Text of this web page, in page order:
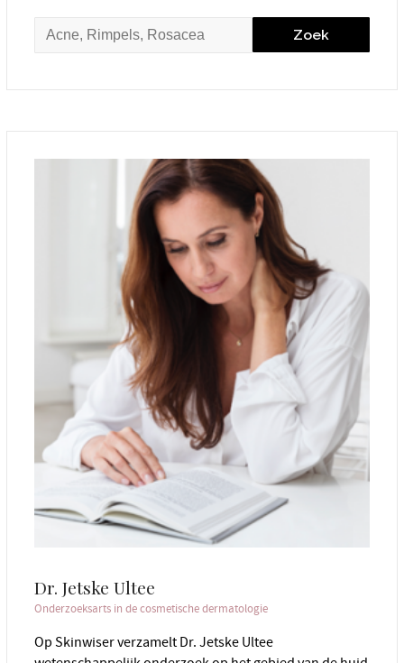
Dr. Jetske Ultee
Onderzoeksarts in de cosmetische dermatologie
Op Skinwiser verzamelt Dr. Jetske Ultee